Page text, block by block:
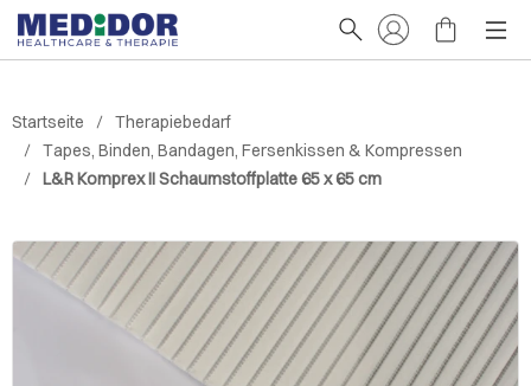
Startseite
Therapiebedarf
Tapes, Binden, Bandagen, Fersenkissen & Kompressen
L&R Komprex II Schaumstoffplatte 65 x 65 cm